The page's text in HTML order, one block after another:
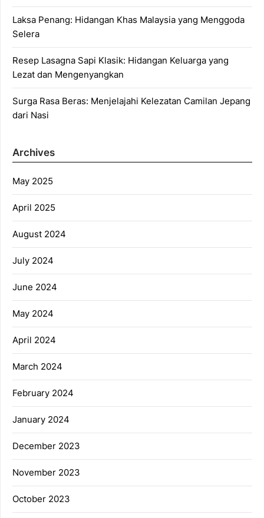
Laksa Penang: Hidangan Khas Malaysia yang Menggoda
Selera
Resep Lasagna Sapi Klasik: Hidangan Keluarga yang
Lezat dan Mengenyangkan
Surga Rasa Beras: Menjelajahi Kelezatan Camilan Jepang
dari Nasi
Archives
May 2025
April 2025
August 2024
July 2024
June 2024
May 2024
April 2024
March 2024
February 2024
January 2024
December 2023
November 2023
October 2023